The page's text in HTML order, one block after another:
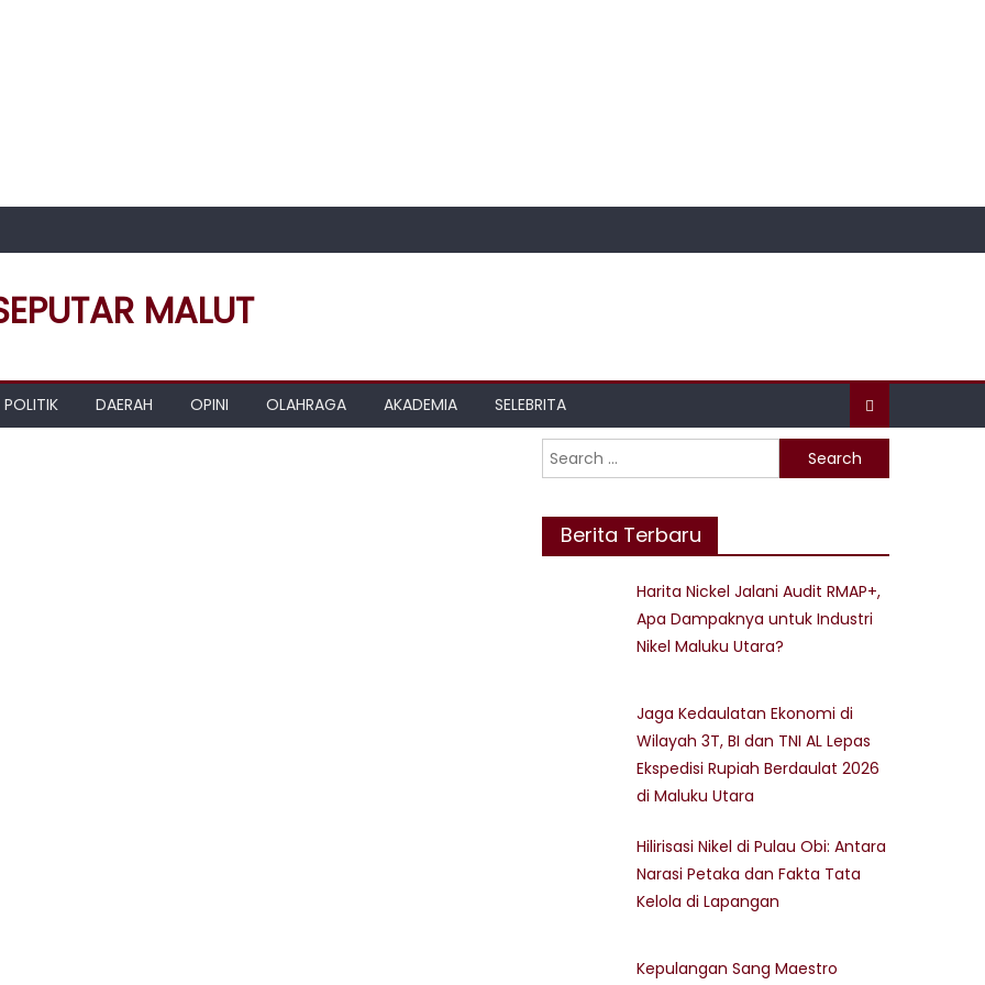
MALUT
POLITIK DAERAH OPINI OLAHRAGA AKADEMIA SELEBRITA
Search
for:
Berita Terbaru
Harita Nickel Jalani Audit RMAP+,
Apa Dampaknya untuk Industri
Nikel Maluku Utara?
Jaga Kedaulatan Ekonomi di
Wilayah 3T, BI dan TNI AL Lepas
Ekspedisi Rupiah Berdaulat 2026
di Maluku Utara
Hilirisasi Nikel di Pulau Obi: Antara
Narasi Petaka dan Fakta Tata
Kelola di Lapangan
Kepulangan Sang Maestro